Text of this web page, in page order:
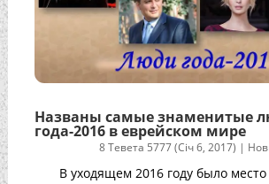
Названы самые знаменитые
года-2016 в еврейском мире
8 Тевета 5777 (Січ 6, 2017) |
В уходящем 2016 году было